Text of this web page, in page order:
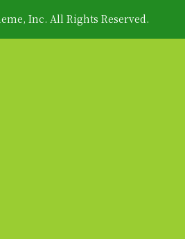
Inc. All Rights Reserved.